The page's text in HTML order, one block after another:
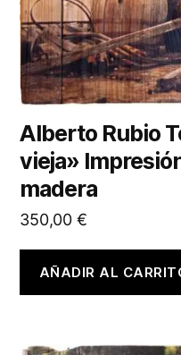
Alberto Rubio
vieja»
madera
350,00 €
AÑADIR AL